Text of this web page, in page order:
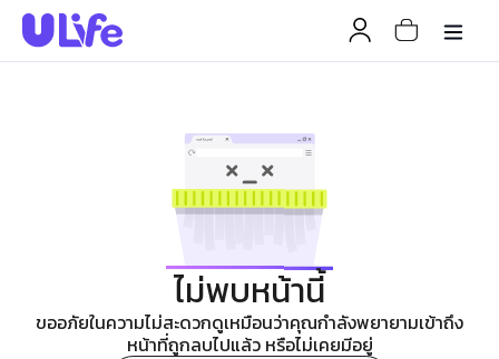
ไม่พบหน้านี้
ขออภัยในความไม่สะดวกดูเหมือนว่าคุณกำลังพยายามเข้าถึง
หน้าที่ถูกลบไปแล้ว หรือไม่เคยมีอยู่